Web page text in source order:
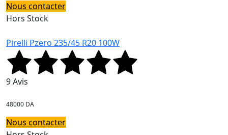
Nous contacter
Hors Stock
Pirelli Pzero 235/45 R20 100W
9 Avis
48000 DA
Nous contacter